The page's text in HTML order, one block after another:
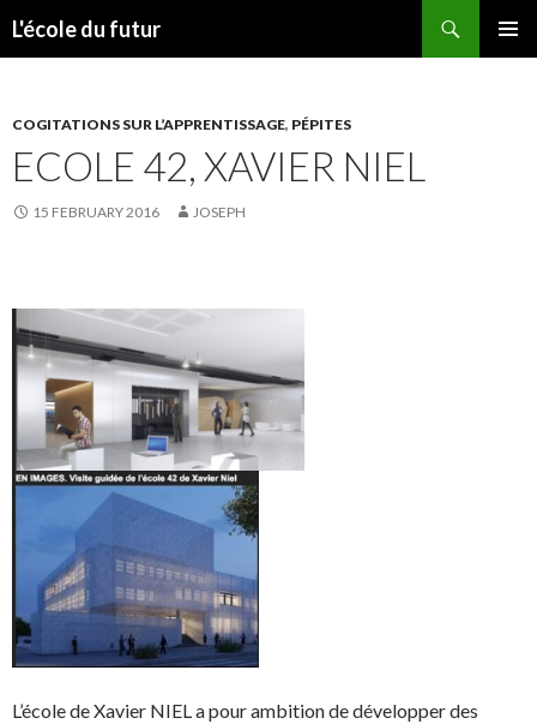
L'école du futur
COGITATIONS SUR L’APPRENTISSAGE, PÉPITES
ECOLE 42, XAVIER NIEL
15 FEBRUARY 2016 JOSEPH
L’école de Xavier NIEL a pour ambition de développer des